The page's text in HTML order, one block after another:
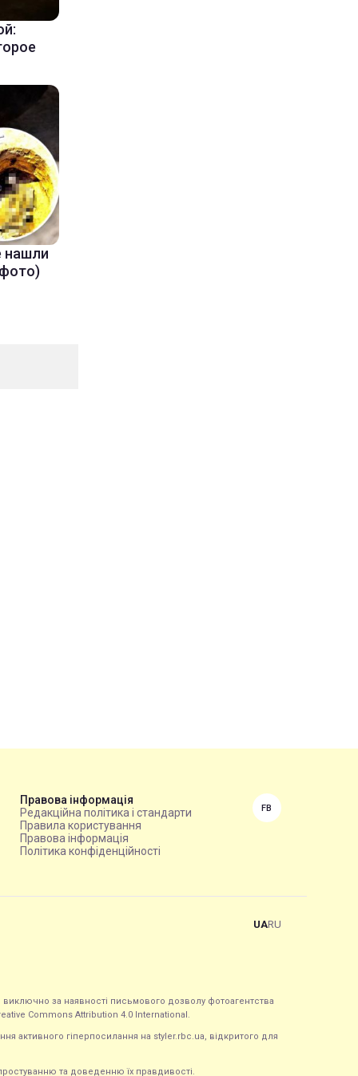
нашли
Правова інформація
Редакційна політика і стандарти
Правила користування
Правова інформація
Політика конфіденційності
FB
UARU
виключно за наявності письмового дозволу фотоагентства
Commons Attribution 4.0 International.
активного гіперпосилання на styler.rbc.ua, відкритого для
та доведенню їх правдивості.